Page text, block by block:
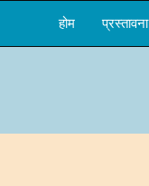
होम प्रस्तावना